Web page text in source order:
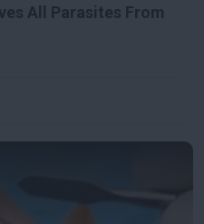
All Parasites From